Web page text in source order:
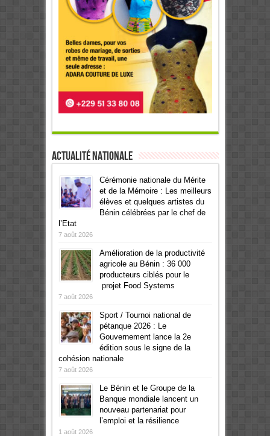
Actualité Nationale
Cérémonie nationale du Mérite
et de la Mémoire : Les meilleurs
élèves et quelques artistes du
Bénin célébrées par le chef de
l’Etat
7 août 2026
Amélioration de la productivité
agricole au Bénin : 36 000
producteurs ciblés pour le
projet Food Systems
7 août 2026
Sport / Tournoi national de
pétanque 2026 : Le
Gouvernement lance la 2e
édition sous le signe de la
cohésion nationale
7 août 2026
Le Bénin et le Groupe de la
Banque mondiale lancent un
nouveau partenariat pour
l’emploi et la résilience
1 août 2026